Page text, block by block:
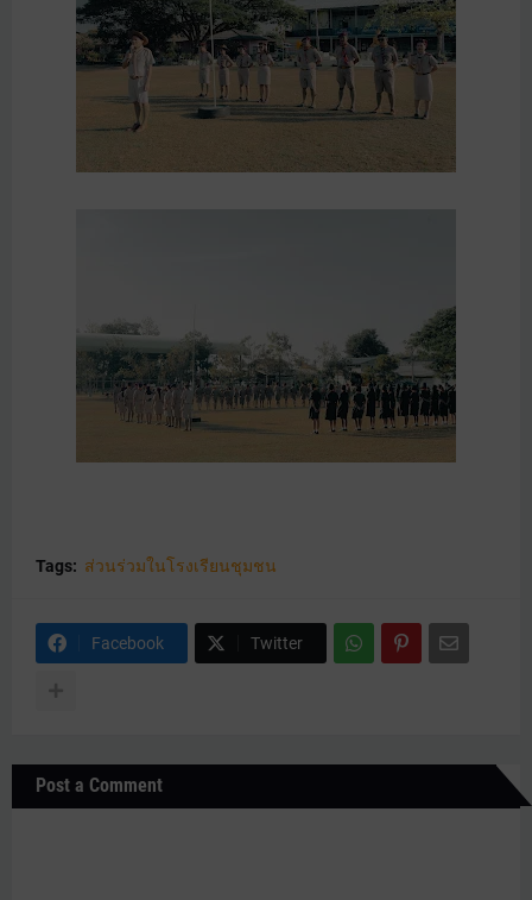
Tags: ส่วนร่วมในโรงเรียนชุมชน
Facebook Twitter
Post a Comment